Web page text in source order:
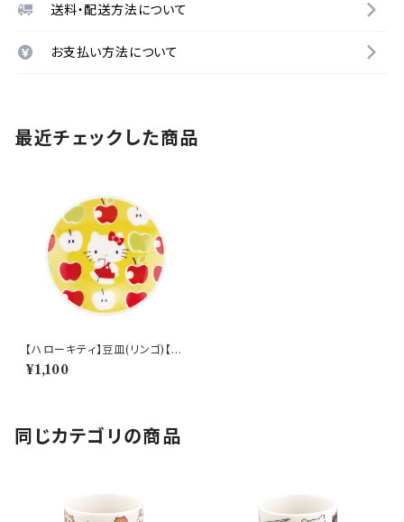
送料・配送方法について
お支払い方法について
最近チェックした商品
【ハローキティ】豆皿(リンゴ)【H
K200】HK202-333
¥1,100
同じカテゴリの商品